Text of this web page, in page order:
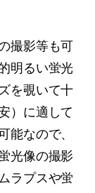
撮影等も可
明るい蛍光
を覗いて十
）に適して
能なので、
光像の撮影
ラプスや蛍